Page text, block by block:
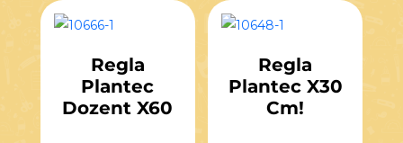
Regla
Plantec
Dozent X60
Regla
Plantec X30
Cm!